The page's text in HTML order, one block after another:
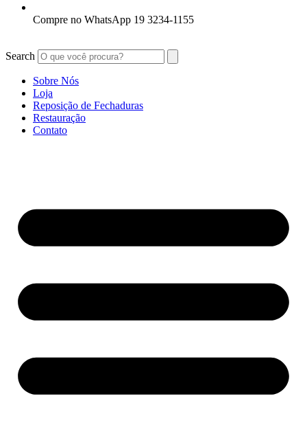
Compre no WhatsApp 19 3234-1155
Search
Sobre Nós
Loja
Reposição de Fechaduras
Restauração
Contato